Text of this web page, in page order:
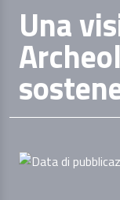
Una